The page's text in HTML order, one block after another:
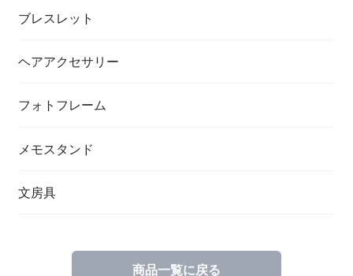
ブレスレット
ヘアアクセサリー
フォトフレーム
メモスタンド
文房具
商品一覧に戻る